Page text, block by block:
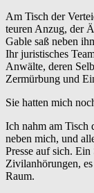
Am Tisch der
teuren Anzug, der
Gable saß neben
Ihr juristisches
Anwälte, deren
Zermürbung und
Sie hatten mich
Ich nahm am Tisch
neben mich, und
Presse auf sich.
Zivilanhörungen,
Raum.